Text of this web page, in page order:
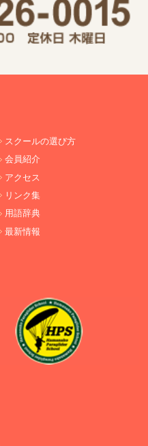
スクールの選び方
会員紹介
アクセス
リンク集
用語辞典
最新情報